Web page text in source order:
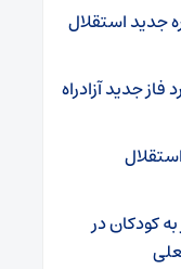
جدید استقلال
جدید آزادراه
کودکان در